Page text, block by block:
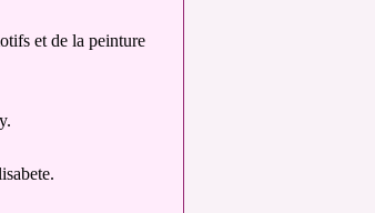
et de la peinture